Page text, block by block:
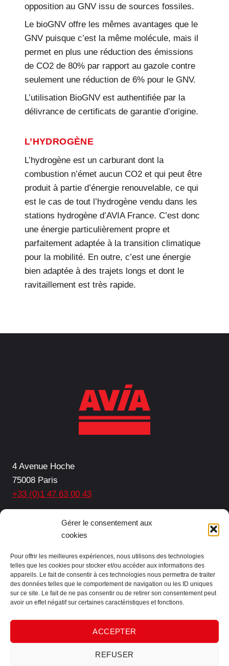
Gérer le consentement aux
cookies
Pour offrir les meilleures expériences, nous utilisons des technologies
telles que les cookies pour stocker et/ou accéder aux informations des
appareils. Le fait de consentir à ces technologies nous permettra de traiter
des données telles que le comportement de navigation ou les ID uniques
sur ce site. Le fait de ne pas consentir ou de retirer son consentement peut
avoir un effet négatif sur certaines caractéristiques et fonctions.
ACCEPTER
REFUSER
opposition au GNV issu de sources fossiles.
Le bioGNV offre les mêmes avantages que le
GNV puisque c’est la même molécule, mais il
permet en plus une réduction des émissions
de CO2 de 80% par rapport au gazole contre
seulement une réduction de 6% pour le GNV.
L’utilisation BioGNV est authentifiée par la
délivrance de certificats de garantie d’origine.
L’HYDROGÈNE
L’hydrogène est un carburant dont la
combustion n’émet aucun CO2 et qui peut être
produit à partie d’énergie renouvelable, ce qui
est le cas de tout l’hydrogène vendu dans les
stations hydrogène d’AVIA France. C’est donc
une énergie particulièrement propre et
parfaitement adaptée à la transition climatique
pour la mobilité. En outre, c’est une énergie
bien adaptée à des trajets longs et dont le
ravitaillement est très rapide.
4 Avenue Hoche
75008 Paris
+33 (0)1 47 63 00 43
Facebook
LinkedIn
Protection des données
Mentions légales
Plan de site